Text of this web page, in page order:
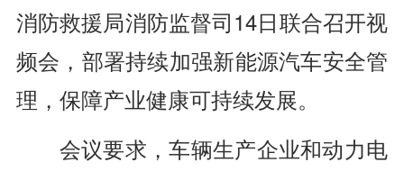
消防救援局消防监督司14日联合召开视
频会，部署持续加强新能源汽车安全管
理，保障产业健康可持续发展。
会议要求，车辆生产企业和动力电